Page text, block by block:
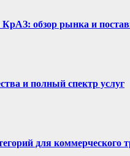
КрАЗ: обзор рынка и
и полный спектр услуг
для коммерческого